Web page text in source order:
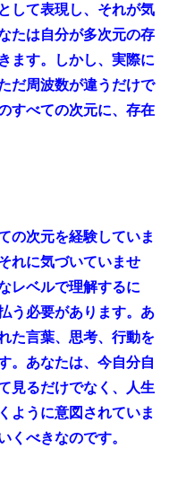
して表現し、それが気
たは自分が多次元の存
ます。しかし、実際に
だ周波数が違うだけで
すべての次元に、存在
の次元を経験していま
れに気づいていませ
レベルで理解するに
う必要があります。あ
た言葉、思考、行動を
。あなたは、今自分自
見るだけでなく、人生
ように意図されていま
くべきなのです。